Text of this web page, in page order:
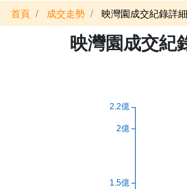
首頁 成交走勢 映灣園成交紀錄詳
映灣園成交紀